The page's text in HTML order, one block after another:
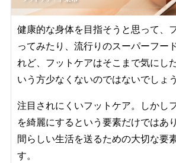
健康的な身体を目指そうと思って、
ってみたり、流行りのスーパーフー
れど、フットケアはそこまで気にし
いう方少なくないのではないでしょう
注目されにくいフットケア。しかし
を綺麗にするという要素だけではあ
間らしい生活を送るための大切な要
す。